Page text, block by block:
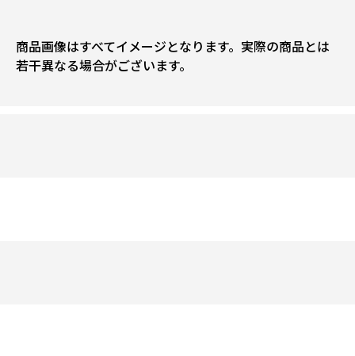
商品画像はすべてイメージとなります。実際の商品とは
若干異なる場合がございます。